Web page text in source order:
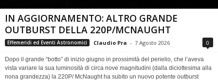
IN AGGIORNAMENTO: ALTRO GRANDE
OUTBURST DELLA 220P/MCNAUGHT
Effemeridi ed Eventi Astronomici Claudio Pra - 7 Agosto 2026 0
Dopo il grande “botto” di inizio giugno in prossimità del perielio, che l’aveva
vista variare la sua luminosità di circa nove magnitudini (dalla diciottesima alla
nona grandezza) la 220P/ McNaught ha subìto un nuovo potente outburst